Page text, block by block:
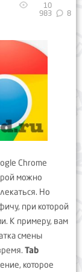
10
983
8
Chrome
можно
Но
при которой
К примеру, вам
смены
Tab
которое